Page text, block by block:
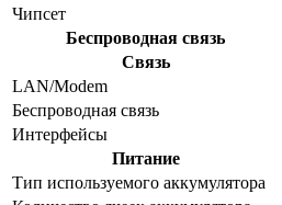
Чипсет
Беспроводная связь
Связь
LAN/Modem
Беспроводная связь
Интерфейсы
Питание
Тип используемого аккумулятора